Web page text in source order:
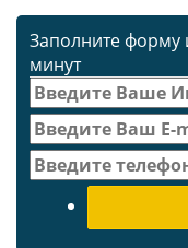
Заполните форму
минут